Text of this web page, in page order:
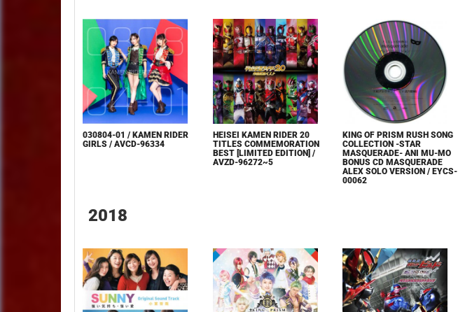
030804-01 / KAMEN RIDER
GIRLS / AVCD-96334
HEISEI KAMEN RIDER 20
TITLES COMMEMORATION
BEST [LIMITED EDITION] /
AVZD-96272~5
KING OF PRISM RUSH SONG
COLLECTION -STAR
MASQUERADE- ANI MU-MO
BONUS CD MASQUERADE
ALEX SOLO VERSION / EYCS-
00062
2018